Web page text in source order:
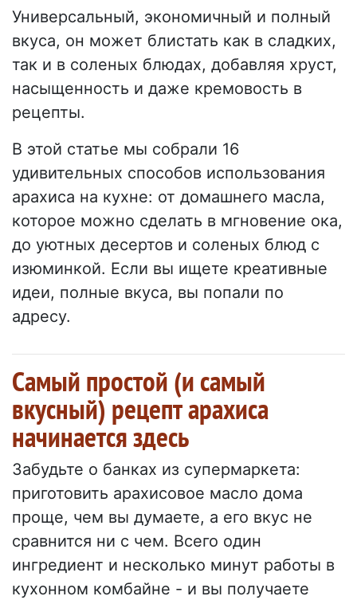
Универсальный, экономичный и полный
вкуса, он может блистать как в сладких,
так и в соленых блюдах, добавляя хруст,
насыщенность и даже кремовость в
рецепты.
В этой статье мы собрали 16
удивительных способов использования
арахиса на кухне: от домашнего масла,
которое можно сделать в мгновение ока,
до уютных десертов и соленых блюд с
изюминкой. Если вы ищете креативные
идеи, полные вкуса, вы попали по
адресу.
Самый простой (и самый
вкусный) рецепт арахиса
начинается здесь
Забудьте о банках из супермаркета:
приготовить арахисовое масло дома
проще, чем вы думаете, а его вкус не
сравнится ни с чем. Всего один
ингредиент и несколько минут работы в
кухонном комбайне - и вы получаете